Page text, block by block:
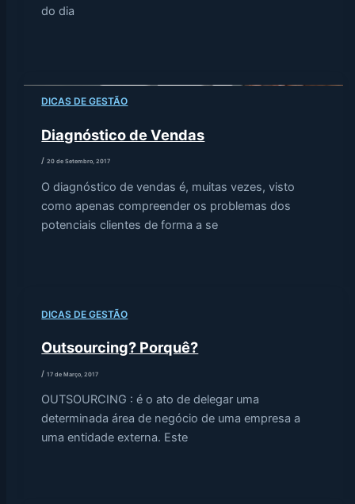
do dia
DICAS DE GESTÃO
Diagnóstico de Vendas
/20 de Setembro, 2017
O diagnóstico de vendas é, muitas vezes, visto
como apenas compreender os problemas dos
potenciais clientes de forma a se
DICAS DE GESTÃO
Outsourcing? Porquê?
/17 de Março, 2017
OUTSOURCING : é o ato de delegar uma
determinada área de negócio de uma empresa a
uma entidade externa. Este